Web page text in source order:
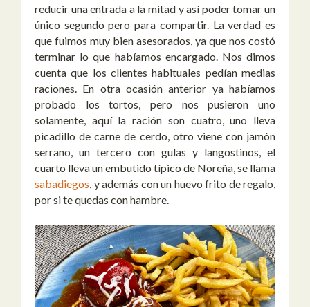
reducir una entrada a la mitad y así poder tomar un
único segundo pero para compartir. La verdad es
que fuimos muy bien asesorados, ya que nos costó
terminar lo que habíamos encargado. Nos dimos
cuenta que los clientes habituales pedían medias
raciones. En otra ocasión anterior ya habíamos
probado los tortos, pero nos pusieron uno
solamente, aquí la ración son cuatro, uno lleva
picadillo de carne de cerdo, otro viene con jamón
serrano, un tercero con gulas y langostinos, el
cuarto lleva un embutido típico de Noreña, se llama
sabadiegos , y además con un huevo frito de regalo,
por si te quedas con hambre.